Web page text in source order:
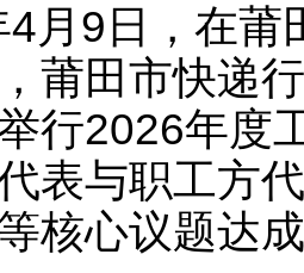
月9日，在莆
莆田市快递
行2026年度
表与职工方
核心议题达